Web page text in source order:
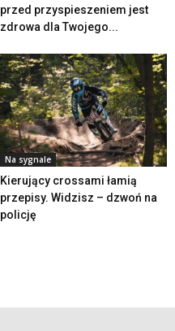
przed przyspieszeniem jest
zdrowa dla Twojego...
Na sygnale
Kierujący crossami łamią
przepisy. Widzisz – dzwoń na
policję